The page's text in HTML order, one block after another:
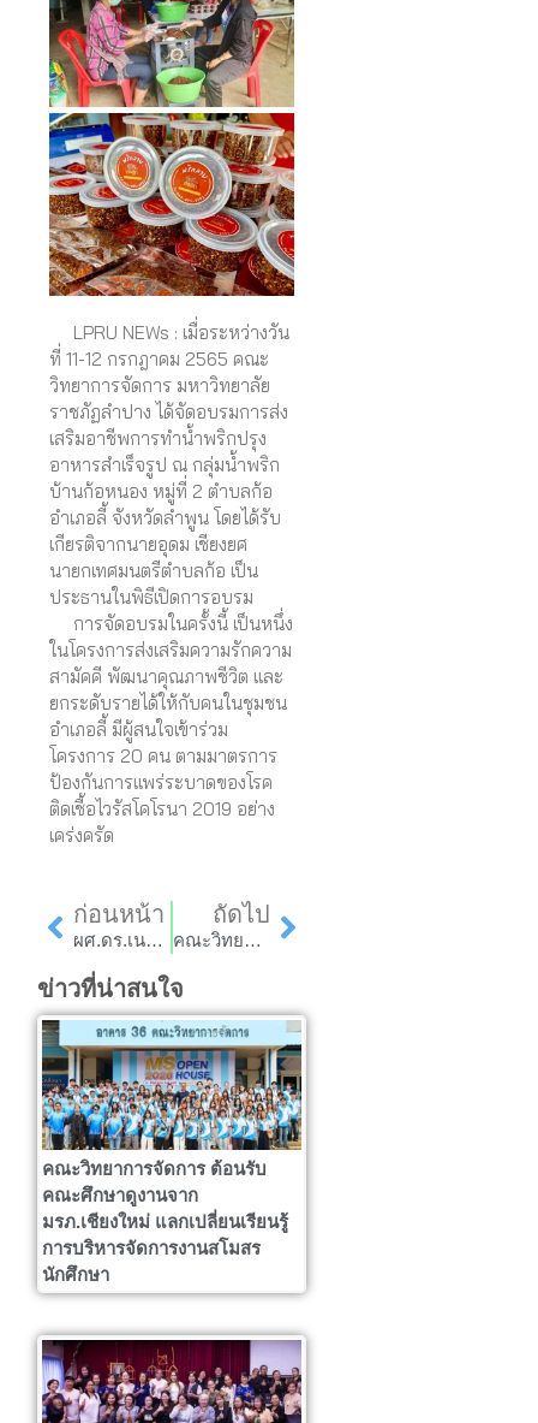
LPRU NEWs : เมื่อระหว่างวัน
ที่ 11-12 กรกฎาคม 2565 คณะ
วิทยาการจัดการ มหาวิทยาลัย
ราชภัฏลำปาง ได้จัดอบรมการส่ง
เสริมอาชีพการทำน้ำพริกปรุง
อาหารสำเร็จรูป ณ กลุ่มน้ำพริก
บ้านก้อหนอง หมู่ที่ 2 ตำบลก้อ
อำเภอลี้ จังหวัดลำพูน โดยได้รับ
เกียรติจากนายอุดม เชียงยศ
นายกเทศมนตรีตำบลก้อ เป็น
ประธานในพิธีเปิดการอบรม
การจัดอบรมในครั้งนี้ เป็นหนึ่ง
ในโครงการส่งเสริมความรักความ
สามัคคี พัฒนาคุณภาพชีวิต และ
ยกระดับรายได้ให้กับคนในชุมชน
อำเภอลี้ มีผู้สนใจเข้าร่วม
โครงการ 20 คน ตามมาตรการ
ป้องกันการแพร่ระบาดของโรค
ติดเชื้อไวรัสโคโรนา 2019 อย่าง
เคร่งครัด
Prev
ก่อนหน้า
ผศ.ดร.เนตรดาว โทธรัตน์ เข้าร่วมนำเสนอผลงานค้นคว้าอิสระ เพื่อพัฒนาสู่การไปใช้ประโยชน์เชิงพาณิชย์
ถัดไป
คณะวิทยาการจัดการ รับการประเมินคุณภาพการศึกษาภายในระดับคณะ ประจำปีการศึกษา 2564 ผลการประเมินอยู่ในระดับดีมาก
Next
ข่าวที่น่าสนใจ
คณะวิทยาการจัดการ ต้อนรับ
คณะศึกษาดูงานจาก
มรภ.เชียงใหม่ แลกเปลี่ยนเรียนรู้
การบริหารจัดการงานสโมสร
นักศึกษา